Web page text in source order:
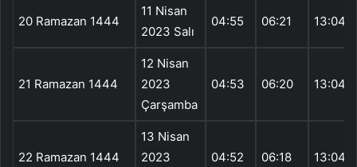
20 Ramazan 1444
11 Nisan
2023 Salı
04:55 06:21 13:04
21 Ramazan 1444
12 Nisan
2023
Çarşamba
04:53 06:20 13:04
22 Ramazan 1444
13 Nisan
2023
04:52 06:18 13:04